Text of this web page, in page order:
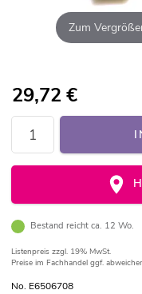
Zum
29,72 €
Bestand reicht ca. 12 Wo.
Listenpreis zzgl. 19% MwSt.
Preise im Fachhandel ggf.
No. E6506708